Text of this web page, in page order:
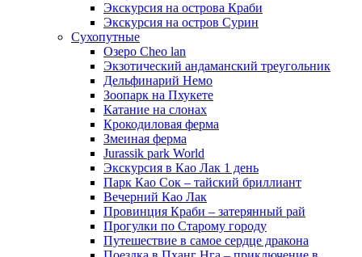
Экскурсия на острова Краби
Экскурсия на остров Сурин
Сухопутные
Озеро Cheo lan
Экзотический андаманский треугольник
Дельфинарий Немо
Зоопарк на Пхукете
Катание на слонах
Крокодиловая ферма
Змеиная ферма
Jurassik park World
Экскурсия в Као Лак 1 день
Парк Као Сок – тайский бриллиант
Вечерний Као Лак
Провинция Краби – затерянный рай
Прогулки по Старому городу
Путешествие в самое сердце дракона